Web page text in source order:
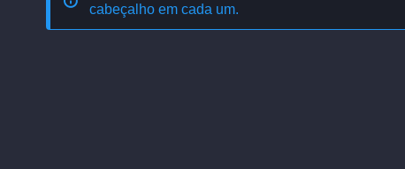
cabeçalho em cada um.